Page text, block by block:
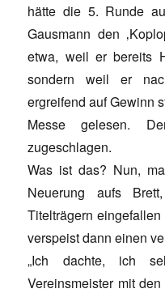
hätte die 5. Runde
Gausmann den
etwa, weil er bereits
sondern weil er
ergreifend auf Gewinn
Messe gelesen.
zugeschlagen.
Was ist das? Nun,
Neuerung aufs
Titelträgern
verspeist dann einen
„Ich dachte, ich
Vereinsmeister mit